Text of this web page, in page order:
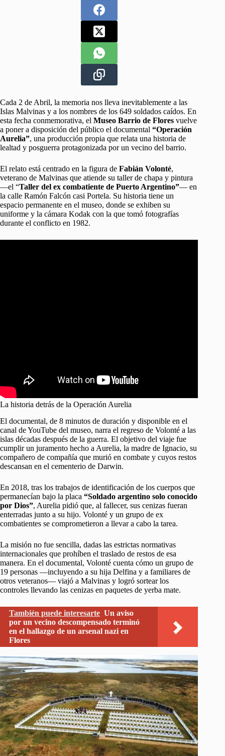
Cada 2 de Abril, la memoria nos lleva inevitablemente a las
Islas Malvinas y a los nombres de los 649 soldados caídos. En
esta fecha conmemorativa, el Museo Barrio de Flores vuelve
a poner a disposición del público el documental “Operación
Aurelia”, una producción propia que relata una historia de
lealtad y posguerra protagonizada por un vecino del barrio.
El relato está centrado en la figura de Fabián Volonté,
veterano de Malvinas que atiende su taller de chapa y pintura
—el “Taller del ex combatiente de Puerto Argentino”— en
la calle Ramón Falcón casi Portela. Su historia tiene un
espacio permanente en el museo, donde se exhiben su
uniforme y la cámara Kodak con la que tomó fotografías
durante el conflicto en 1982.
La historia detrás de la Operación Aurelia
El documental, de 8 minutos de duración y disponible en el
canal de YouTube del museo, narra el regreso de Volonté a las
islas décadas después de la guerra. El objetivo del viaje fue
cumplir un juramento hecho a Aurelia, la madre de Ignacio, su
compañero de compañía que murió en combate y cuyos restos
descansan en el cementerio de Darwin.
En 2018, tras los trabajos de identificación de los cuerpos que
permanecían bajo la placa “Soldado argentino solo conocido
por Dios”, Aurelia pidió que, al fallecer, sus cenizas fueran
enterradas junto a su hijo. Volonté y un grupo de ex
combatientes se comprometieron a llevar a cabo la tarea.
La misión no fue sencilla, dadas las estrictas normativas
internacionales que prohíben el traslado de restos de esa
manera. En el documental, Volonté cuenta cómo un grupo de
19 personas —incluyendo a su hija Delfina y a familiares de
otros veteranos— viajó a Malvinas y logró sortear los
controles llevando las cenizas en paquetes de yerba mate.
También puede interesarte Un aviso
por un vecino descompensado terminó
en el hallazgo de un arsenal nazi en
Flores